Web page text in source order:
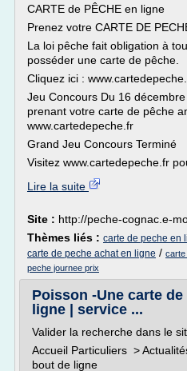
CARTE de PÊCHE en ligne
Prenez votre CARTE DE
La loi pêche fait obligation à
posséder une carte de pêche.
Cliquez ici :
Jeu Concours Du 16
prenant votre carte de pêche
www.cartedepeche.fr
Grand Jeu Concours Terminé
Visitez www.cartedepeche.fr
Lire la suite
Site : http://peche-cognac.e-
Thèmes liés : carte de peche en
carte de peche achat en ligne / carte
peche journee prix
Poisson -Une carte
ligne | service ...
Valider la recherche dans le
Accueil Particuliers >
bout de ligne